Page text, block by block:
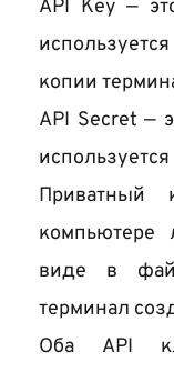
API Key —
копии
API Secret —
Приватный
компьютере
виде в
терминал
Оба API